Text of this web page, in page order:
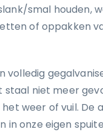
smal houden,
of oppakken
volledig
staal niet meer
weer of vuil. De
in onze eigen